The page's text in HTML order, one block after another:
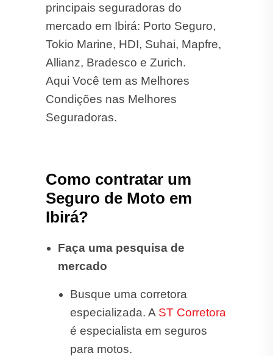
principais seguradoras do
mercado em Ibirá: Porto Seguro,
Tokio Marine, HDI, Suhai, Mapfre,
Allianz, Bradesco e Zurich.
Aqui Você tem as Melhores
Condições nas Melhores
Seguradoras.
Como contratar um
Seguro de Moto em
Ibirá?
Faça uma pesquisa de
mercado
Busque uma corretora
especializada. A ST Corretora
é especialista em seguros
para motos.